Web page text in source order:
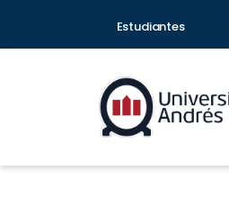
Estudiantes